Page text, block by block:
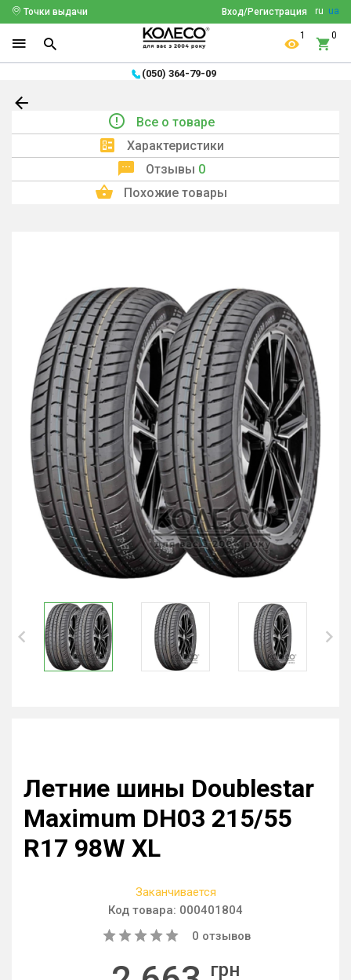
ru ua
Вход/Регистрация
Точки выдачи
1 0
(050) 364-79-09
Все о товаре
Характеристики
Отзывы 0
Похожие товары
Летние шины Doublestar
Maximum DH03 215/55
R17 98W XL
Заканчивается
Код товара: 000401804
0 отзывов
грн